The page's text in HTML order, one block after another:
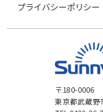
プライバシーポリシー
〒180-0006
東京都武蔵野